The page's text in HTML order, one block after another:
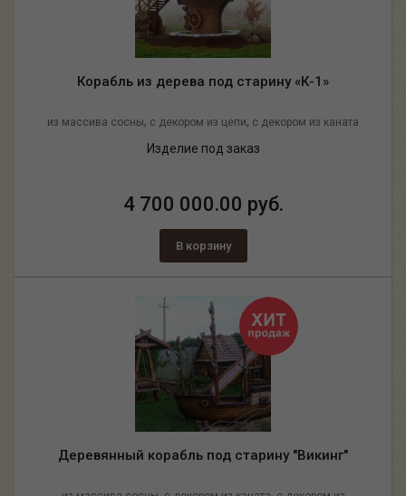
Корабль из дерева под старину «К-1»
из массива сосны, с декором из цепи, с декором из каната
Изделие под заказ
4 700 000.00 руб.
В корзину
Деревянный корабль под старину "Викинг"